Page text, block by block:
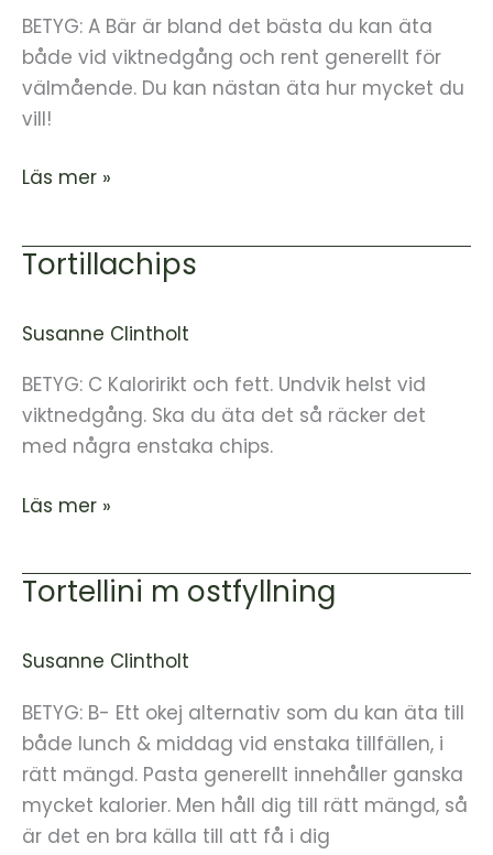
BETYG: A Bär är bland det bästa du kan äta
både vid viktnedgång och rent generellt för
välmående. Du kan nästan äta hur mycket du
vill!
Läs mer »
Tortillachips
Susanne Clintholt
BETYG: C Kaloririkt och fett. Undvik helst vid
viktnedgång. Ska du äta det så räcker det
med några enstaka chips.
Tortillachips
Läs mer »
Tortellini m ostfyllning
Susanne Clintholt
BETYG: B- Ett okej alternativ som du kan äta till
både lunch & middag vid enstaka tillfällen, i
rätt mängd. Pasta generellt innehåller ganska
mycket kalorier. Men håll dig till rätt mängd, så
är det en bra källa till att få i dig
Tortellini
ostfyllning